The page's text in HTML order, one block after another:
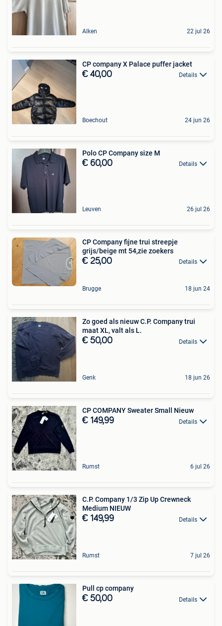
Alken 22 jul 26
CP company X Palace puffer jacket
€ 40,00 Details
Boechout 24 jun 26
Polo CP Company size M
€ 60,00 Details
Leuven 26 jul 26
CP Company fijne trui streepje
grijs/beige mt 54,zie zoekers
€ 25,00 Details
Brugge 18 jun 24
Zo goed als nieuw C.P. Company trui
maat XL, valt als L.
€ 50,00 Details
Genk 18 jun 26
CP COMPANY Sweater Small Nieuw
€ 149,99 Details
Rumst 6 jul 26
C.P. Company 1/3 Zip Up Crewneck
Medium NIEUW
€ 149,99 Details
Rumst 7 jul 26
Pull cp company
€ 50,00 Details